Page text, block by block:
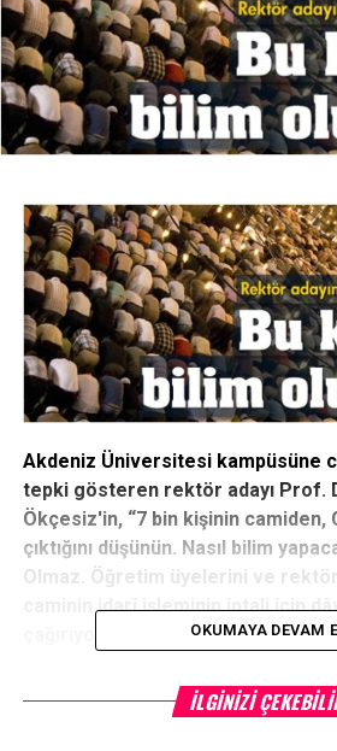
Akdeniz Üniversitesi kampüsüne
tepki gösteren rektör adayı Prof.
Ökçesiz′in, “7 bin kişinin camiden,
çıktığını düşünün. Nasıl bilim
Olmaz. Öğretim üyelerini ve rektör
caminin idarî işleminin iptali için
çağırıyorum” sözleri hayretle
Caminin ve namazın bilime nasıl bir
“Ortaçağda bilim ve felsefe dinin
OKUMAYA DEVAM
İLGINIZI